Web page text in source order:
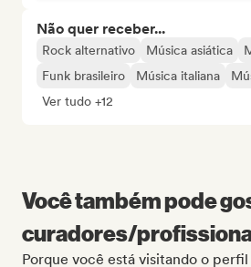
Não quer receber...
Rock alternativo Música asiática
Funk brasileiro
Música italiana
Ver tudo +12
Você também pode
curadores/
Porque você está visitando o perfil